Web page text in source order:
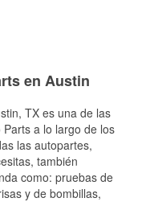
en Austin
, TX es una de las
a lo largo de los
las autopartes,
también
como: pruebas de
y de bombillas,